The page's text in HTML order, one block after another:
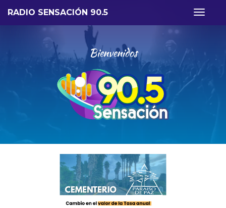
Toggle
RADIO SENSACIÓN 90.5
Bienvenidos